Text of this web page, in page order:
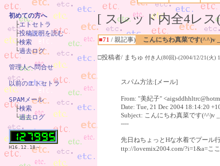
[ スレッド内全4レ
■71 / 親記事) こんにちわ真菜です(^^)v
□投稿者/ まちゅ 付き人(80回)-(2004/12/21(火)
スパム方法:[メール]
From: "美紀子"
Date: Tue, 21 Dec 2004 18:14:20
Subject: こんにちわ真菜です(^^)v
----
先日ねちょっとHな水着でプール
ttp://lovemix2004.com/?i=1&a=こ
初めての方へ
├エトセトラ
├投稿説明を読む
├検索
└過去ログ
管理人へ問合せ
以前のエトセトラ
SPAMメール
├検索
└過去ログ
H16.12.18～